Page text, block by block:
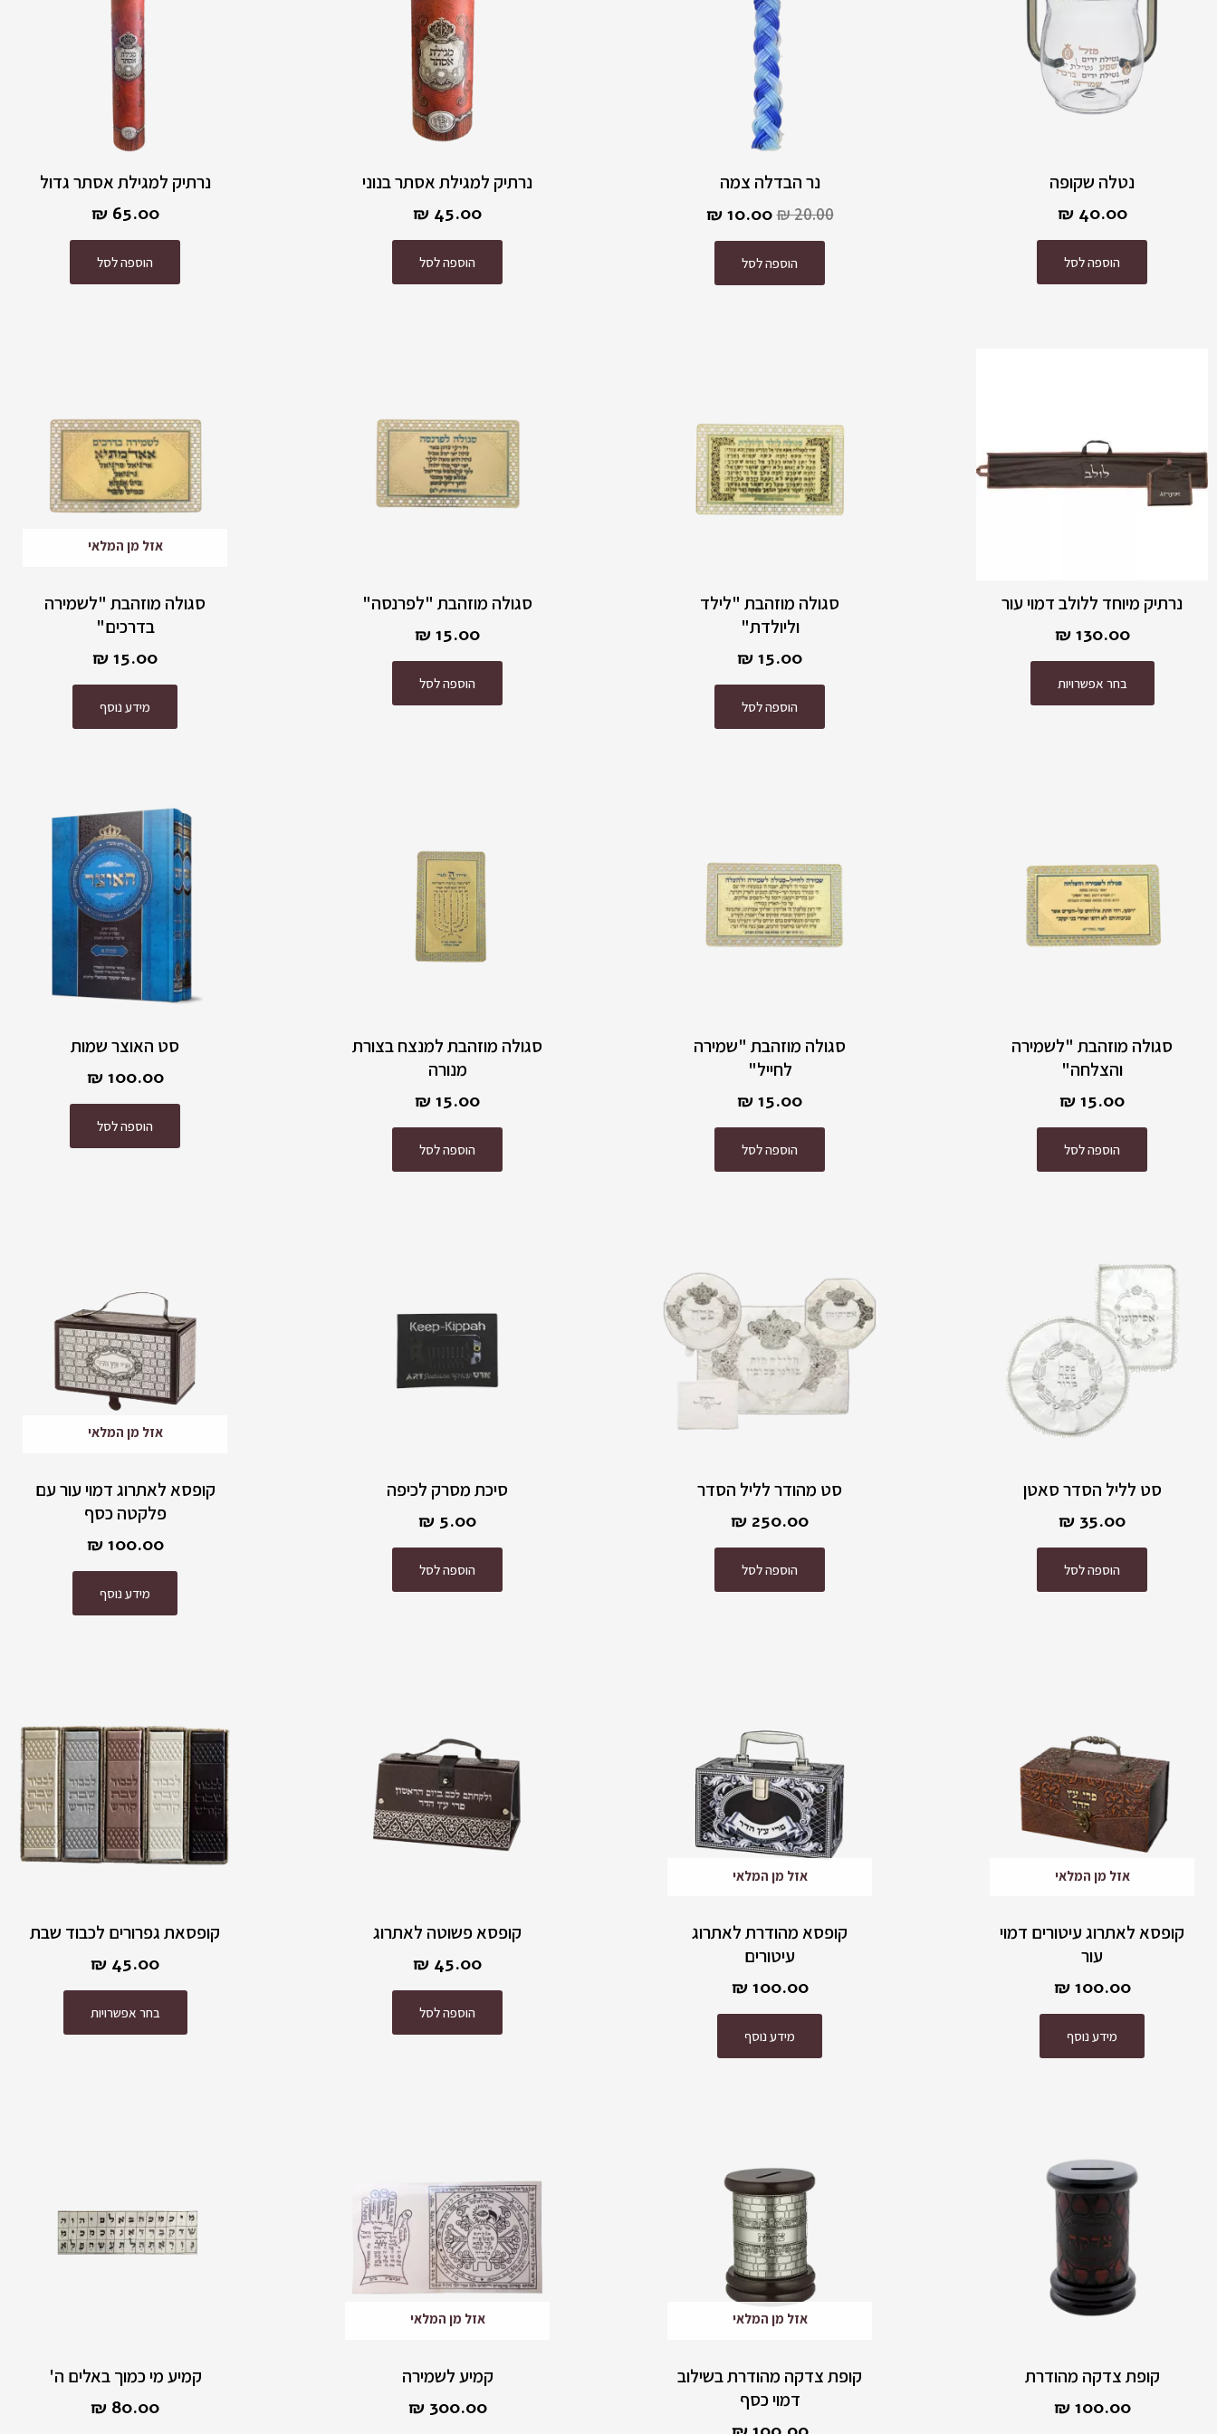
נטלה שקופה
40.00
₪
הוספה לסל
נר הבדלה צמה
20.00
₪
10.00
₪
הוספה לסל
נרתיק למגילת אסתר בנוני
45.00
₪
הוספה לסל
נרתיק למגילת אסתר גדול
65.00
₪
הוספה לסל
נרתיק מיוחד ללולב דמוי עור
130.00
₪
בחר אפשרויות
ניתן
לבחור
סגולה מוזהבת "לילד
וליולדת"
15.00
₪
הוספה לסל
סגולה מוזהבת "לפרנסה"
15.00
₪
הוספה לסל
אזל מן המלאי
סגולה מוזהבת "לשמירה
בדרכים"
15.00
₪
מידע נוסף
סגולה מוזהבת "לשמירה
והצלחה"
15.00
₪
הוספה לסל
סגולה מוזהבת "שמירה
לחייל"
15.00
₪
הוספה לסל
סגולה מוזהבת למנצח בצורת
מנורה
15.00
₪
הוספה לסל
סט האוצר שמות
100.00
₪
הוספה לסל
סט לליל הסדר סאטן
35.00
₪
הוספה לסל
סט מהודר לליל הסדר
250.00
₪
הוספה לסל
סיכת מסרק לכיפה
5.00
₪
הוספה לסל
אזל מן המלאי
קופסא לאתרוג דמוי עור עם
פלקטה כסף
100.00
₪
מידע נוסף
אזל מן המלאי
קופסא לאתרוג עיטורים דמוי
עור
100.00
₪
מידע נוסף
אזל מן המלאי
קופסא מהודרת לאתרוג
עיטורים
100.00
₪
מידע נוסף
קופסא פשוטה לאתרוג
45.00
₪
הוספה לסל
קופסאת גפרורים לכבוד שבת
45.00
₪
בחר אפשרויות
יש
מספר
סוגים.
ניתן
לבחור
את
האפשרויות
קופת צדקה מהודרת
100.00
₪
אזל מן המלאי
קופת צדקה מהודרת בשילוב
דמוי כסף
אזל מן המלאי
קמיע לשמירה
300.00
₪
קמיע מי כמוך באלים ה'
80.00
₪